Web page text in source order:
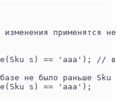
применятся
s) == 'aaa'); //
не было раньше Sku
s) == 'aaa');